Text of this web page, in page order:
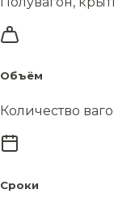
Объём
Количество
Сроки